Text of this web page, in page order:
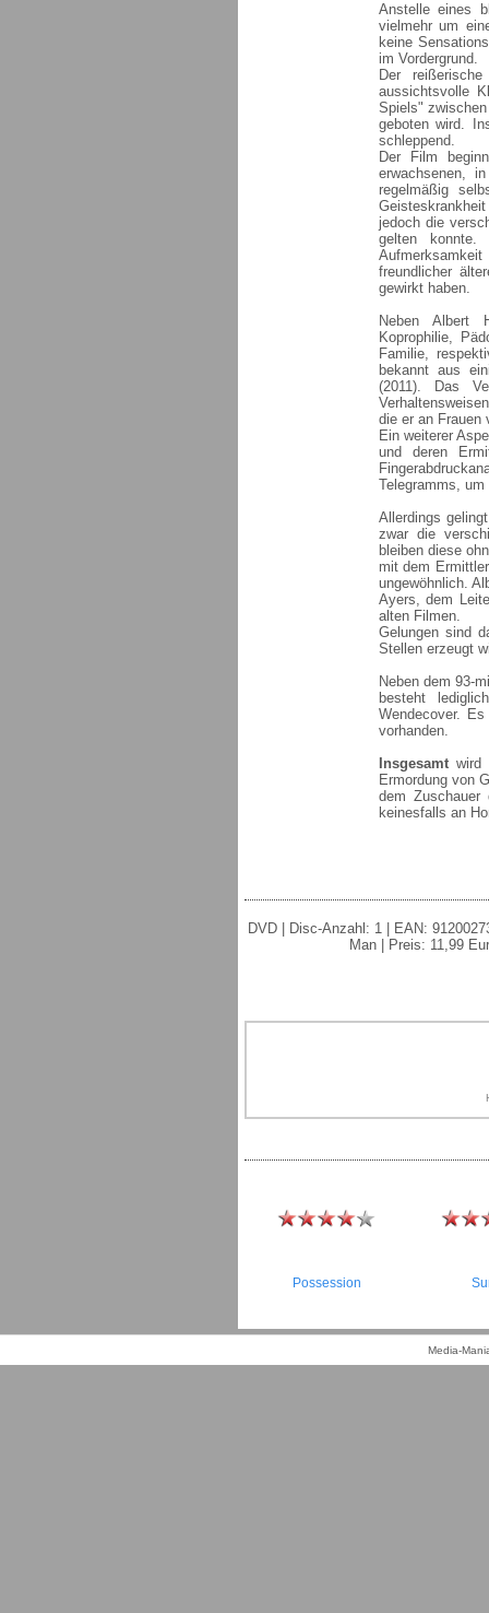
Anstelle eines
vielmehr um
keine
im Vordergrund.
Der
aussichtsvolle
Spiels"
geboten wird.
schleppend.
Der Film
erwachsenen,
regelmäßig
jedoch die
gelten
freundlicher
gewirkt haben.
Neben Albert
Koprophilie,
Familie,
bekannt aus
(2011). Das
die er an Frauen
Ein weiterer
und deren
Telegramms,
Allerdings
zwar die
bleiben diese
mit dem
ungewöhnlich.
Ayers, dem
alten Filmen.
Gelungen sind
Stellen erzeugt
Neben dem 93-
besteht
Wendecover.
vorhanden.
Insgesamtwird
Ermordung von
dem Zuschauer
keinesfalls an
DVD | Disc-Anzahl: 1 | EAN:
Man | Preis: 11,99
Possession
Media-